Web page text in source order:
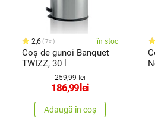
2,6 7x în stoc
Coș de gunoi Banquet
TWIZZ, 30 l
259,99 lei
186,99 lei
Adaugă în coș